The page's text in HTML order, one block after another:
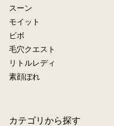
スーン
モイット
ビボ
毛穴クエスト
リトルレディ
素顔ぼれ
カテゴリから探す